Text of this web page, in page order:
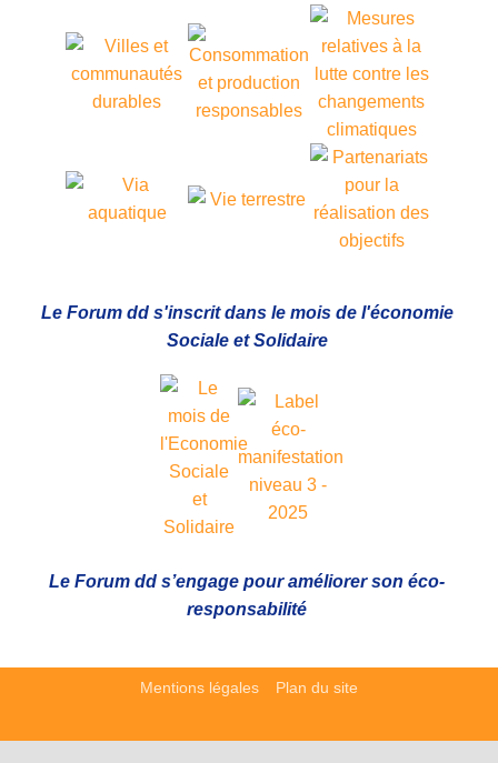
Le Forum dd s'inscrit dans le mois de l'économie
Sociale et Solidaire
Le Forum dd s’engage pour améliorer son éco-
responsabilité
Mentions légales Plan du site